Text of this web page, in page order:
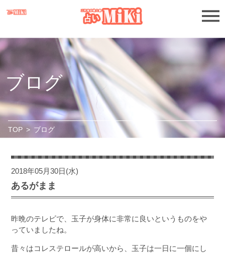
ブログ
TOP > ブログ
2018年05月30日(水)
あるがまま
昨晩のテレビで、玉子が身体に非常に良いというものをや
っていましたね。
昔々はコレステロールが高いから、玉子は一日に一個にし